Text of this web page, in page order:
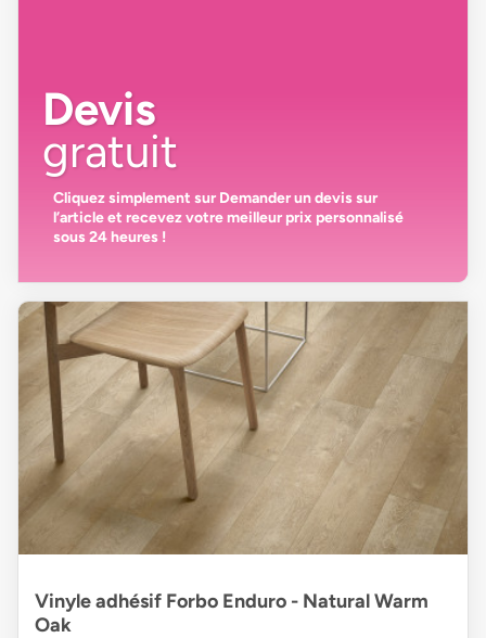
Devis
gratuit
Cliquez simplement sur Demander un devissur
l’article et recevez votremeilleur prix personnalisé
sous 24 heures !
Vinyle adhésif Forbo Enduro - Natural Warm
Oak